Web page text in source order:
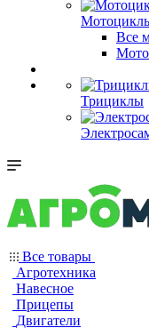
Все
Трициклы
Все товары
Агротехника
Навесное
Прицепы
Двигатели